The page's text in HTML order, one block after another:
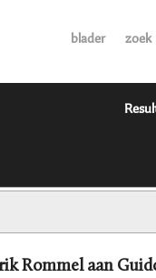
blader zoek
Rommel aan